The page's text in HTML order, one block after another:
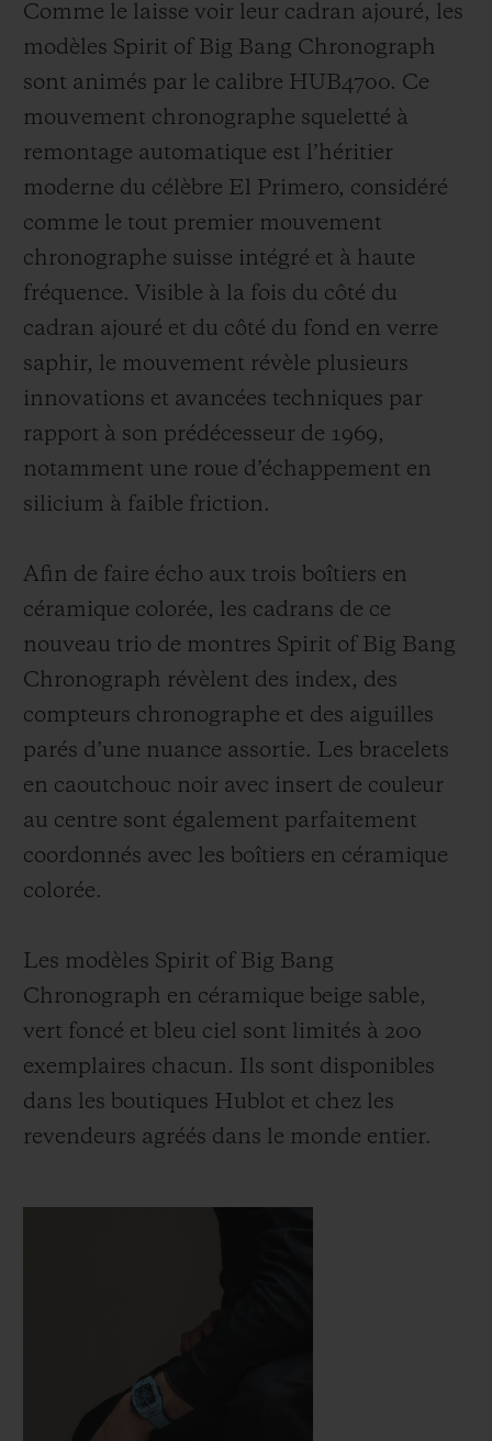
Comme le laisse voir leur cadran ajouré, les
modèles Spirit of Big Bang Chronograph
sont animés par le calibre HUB4700. Ce
mouvement chronographe squeletté à
remontage automatique est l’héritier
moderne du célèbre El Primero, considéré
comme le tout premier mouvement
chronographe suisse intégré et à haute
fréquence. Visible à la fois du côté du
cadran ajouré et du côté du fond en verre
saphir, le mouvement révèle plusieurs
innovations et avancées techniques par
rapport à son prédécesseur de 1969,
notamment une roue d’échappement en
silicium à faible friction.
Afin de faire écho aux trois boîtiers en
céramique colorée, les cadrans de ce
nouveau trio de montres Spirit of Big Bang
Chronograph révèlent des index, des
compteurs chronographe et des aiguilles
parés d’une nuance assortie. Les bracelets
en caoutchouc noir avec insert de couleur
au centre sont également parfaitement
coordonnés avec les boîtiers en céramique
colorée.
Les modèles Spirit of Big Bang
Chronograph en céramique beige sable,
vert foncé et bleu ciel sont limités à 200
exemplaires chacun. Ils sont disponibles
dans les boutiques Hublot et chez les
revendeurs agréés dans le monde entier.